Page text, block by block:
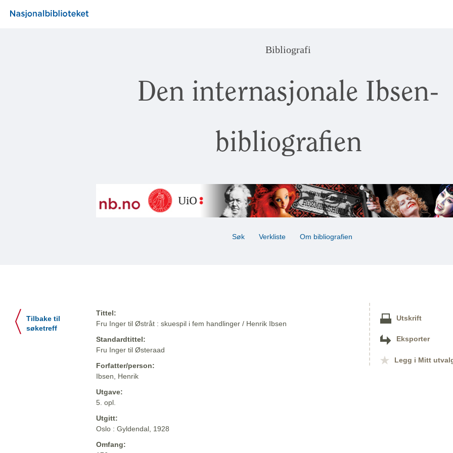
Bibliografi
Den internasjonale Ibsen-
bibliografien
Søk Verkliste Om bibliografien
Tilbake til
søketreff
Tittel:
Fru Inger til Østråt : skuespil i fem handlinger / Henrik Ibsen
Standardtittel:
Fru Inger til Østeraad
Forfatter/person:
Ibsen, Henrik
Utgave:
5. opl.
Utgitt:
Oslo : Gyldendal, 1928
Omfang:
Utskrift
Eksporter
Legg i Mitt